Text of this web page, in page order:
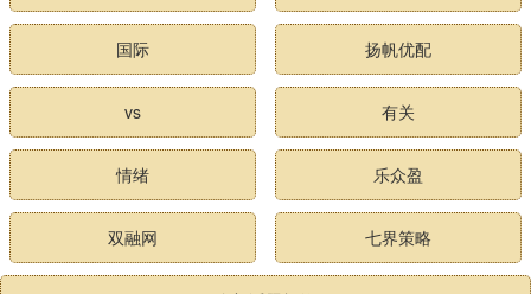
国际 扬帆优配
vs 有关
情绪 乐众盈
双融网 七界策略